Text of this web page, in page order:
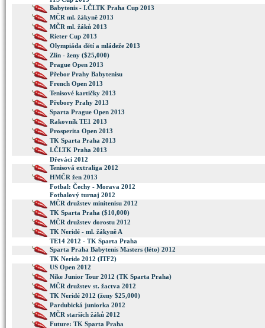
Babytenis - I.ČLTK Praha Cup 2013
MČR ml. žákyně 2013
MČR ml. žáků 2013
Rieter Cup 2013
Olympiáda dětí a mládeže 2013
Zlín - ženy ($25,000)
Prague Open 2013
Přebor Prahy Babytenisu
French Open 2013
Tenisové kartičky 2013
Přebory Prahy 2013
Sparta Prague Open 2013
Rakovník TE1 2013
Prosperita Open 2013
TK Sparta Praha 2013
I.ČLTK Praha 2013
Dřeváci 2012
Tenisová extraliga 2012
HMČR žen 2013
Fotbal: Čechy - Morava 2012
Fotbalový turnaj 2012
MČR družstev minitenisu 2012
TK Sparta Praha ($10,000)
MČR družstev dorostu 2012
TK Neridé - ml. žákyně A
TE14 2012 - TK Sparta Praha
Sparta Praha Babytenis Masters (léto) 2012
TK Neride 2012 (ITF2)
US Open 2012
Nike Junior Tour 2012 (TK Sparta Praha)
MČR družstev st. žactva 2012
TK Neridé 2012 (ženy $25,000)
Pardubická juniorka 2012
MČR starších žáků 2012
Future: TK Sparta Praha